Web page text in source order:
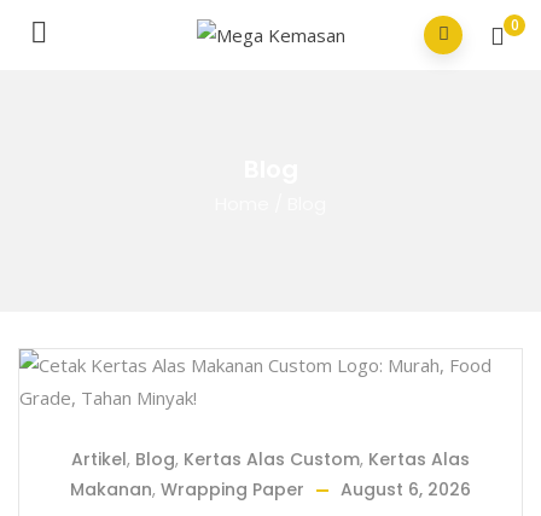
0
Artikel, Blog, Kertas Alas Custom, Kertas Alas
Makanan, Wrapping Paper August 6, 2026